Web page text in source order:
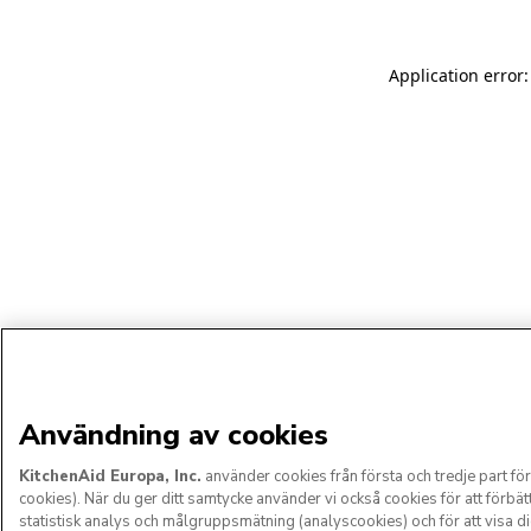
Application
Användning av cookies
KitchenAid Europa, Inc. använder cookies från första och tredje part
cookies). När du ger ditt samtycke använder vi också cookies för att
statistisk analys och målgruppsmätning (analyscookies) och för att visa